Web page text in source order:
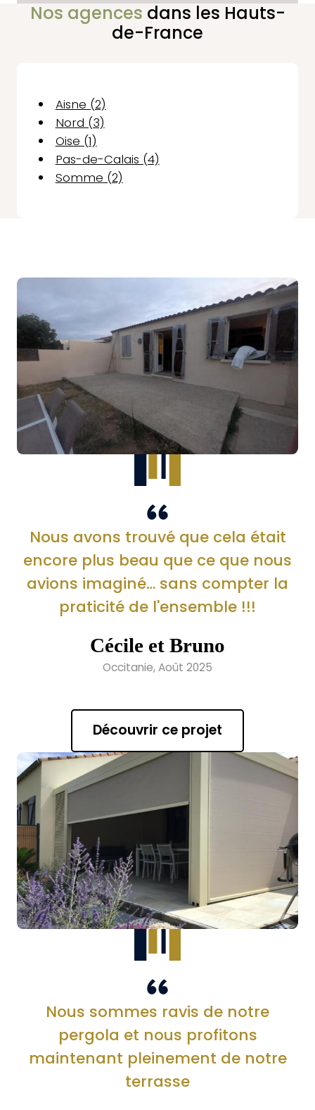
Nos agences dans les Hauts-
de-France
Aisne (2)
Nord (3)
Oise (1)
Pas-de-Calais (4)
Somme (2)
Nous avons trouvé que cela était
encore plus beau que ce que nous
avions imaginé… sans compter la
praticité de l'ensemble !!!
Cécile et Bruno
Occitanie, Août 2025
Découvrir ce projet
Nous sommes ravis de notre
pergola et nous profitons
maintenant pleinement de notre
terrasse